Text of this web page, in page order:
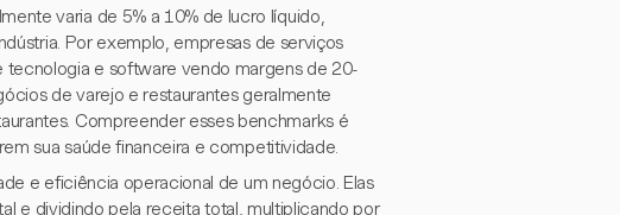
varia de 5% a 10% de lucro líquido,
Por exemplo, empresas de serviços
tecnologia e software vendo margens de 20-
de varejo e restaurantes geralmente
Compreender esses benchmarks é
sua saúde financeira e competitividade.
e eficiência operacional de um negócio. Elas
e dividindo pela receita total, multiplicando por